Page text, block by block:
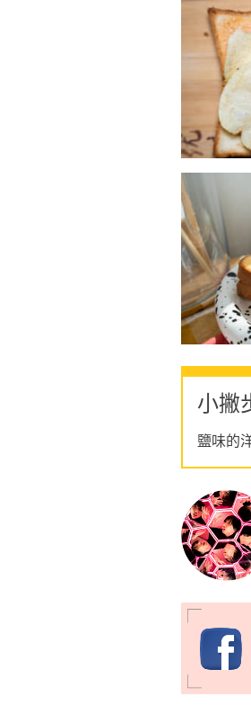
小撇
鹽味的